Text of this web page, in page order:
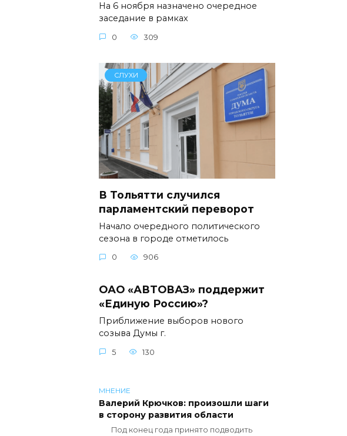
На 6 ноября назначено очередное
заседание в рамках
0 309
СЛУХИ
В Тольятти случился
парламентский переворот
Начало очередного политического
сезона в городе отметилось
0 906
ОАО «АВТОВАЗ» поддержит
«Единую Россию»?
Приближение выборов нового
созыва Думы г.
5 130
МНЕНИЕ
Валерий Крючков: произошли шаги
в сторону развития области
Под конец года принято подводить